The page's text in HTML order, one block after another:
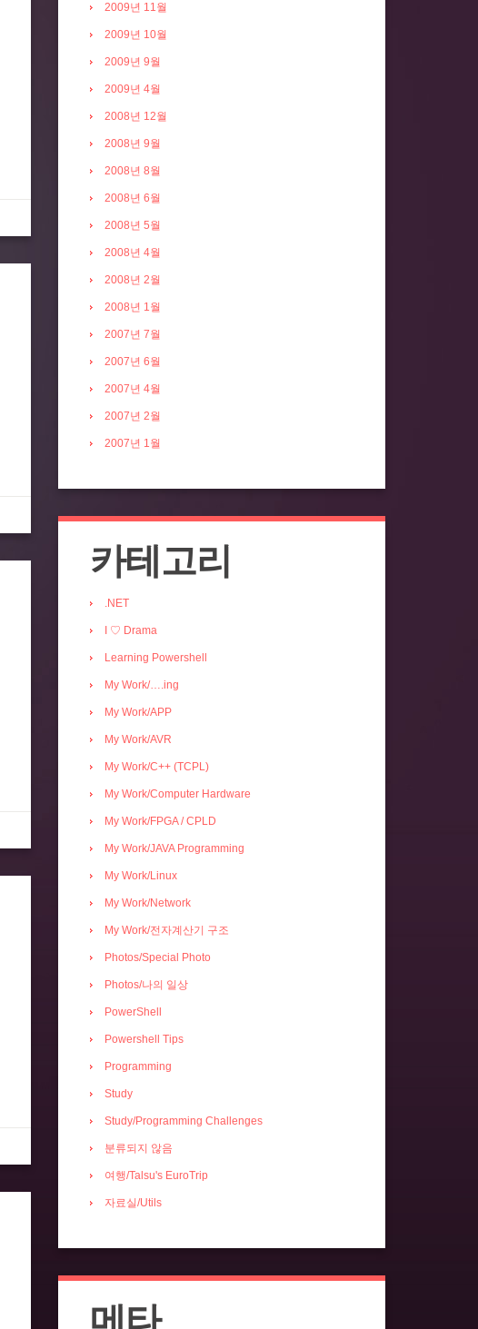
2009년 11월
2009년 10월
2009년 9월
2009년 4월
2008년 12월
2008년 9월
2008년 8월
2008년 6월
2008년 5월
2008년 4월
2008년 2월
2008년 1월
2007년 7월
2007년 6월
2007년 4월
2007년 2월
2007년 1월
카테고리
.NET
I ♡ Drama
Learning Powershell
My Work/….ing
My Work/APP
My Work/AVR
My Work/C++ (TCPL)
My Work/Computer Hardware
My Work/FPGA / CPLD
My Work/JAVA Programming
My Work/Linux
My Work/Network
My Work/전자계산기 구조
Photos/Special Photo
Photos/나의 일상
PowerShell
Powershell Tips
Programming
Study
Study/Programming Challenges
분류되지 않음
여행/Talsu's EuroTrip
자료실/Utils